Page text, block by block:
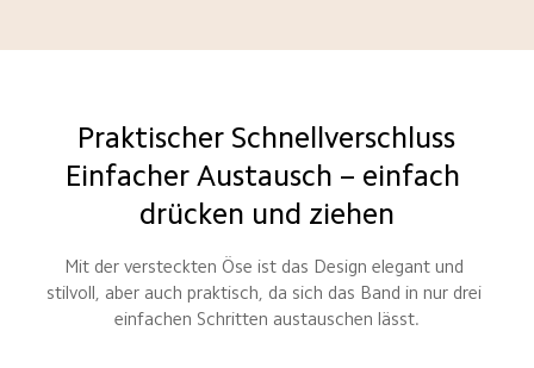
Praktischer Schnellverschluss
Einfacher Austausch – einfach
drücken und ziehen
Mit der versteckten Öse ist das Design elegant und
stilvoll, aber auch praktisch, da sich das Band in nur drei
einfachen Schritten austauschen lässt.